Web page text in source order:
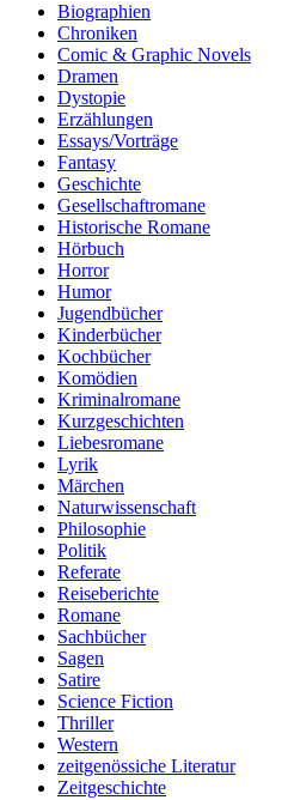
Biographien
Chroniken
Comic & Graphic Novels
Dramen
Dystopie
Erzählungen
Essays/Vorträge
Fantasy
Geschichte
Gesellschaftromane
Historische Romane
Hörbuch
Horror
Humor
Jugendbücher
Kinderbücher
Kochbücher
Komödien
Kriminalromane
Kurzgeschichten
Liebesromane
Lyrik
Märchen
Naturwissenschaft
Philosophie
Politik
Referate
Reiseberichte
Romane
Sachbücher
Sagen
Satire
Science Fiction
Thriller
Western
zeitgenössiche Literatur
Zeitgeschichte